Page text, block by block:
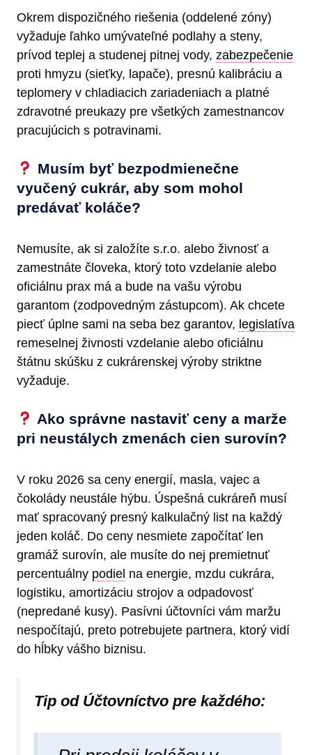
Okrem dispozičného riešenia (oddelené zóny)
vyžaduje ľahko umývateľné podlahy a steny,
prívod teplej a studenej pitnej vody, zabezpečenie
proti hmyzu (sieťky, lapače), presnú kalibráciu a
teplomery v chladiacich zariadeniach a platné
zdravotné preukazy pre všetkých zamestnancov
pracujúcich s potravinami.
Musím byť bezpodmienečne
vyučený cukrár, aby som mohol
predávať koláče?
Nemusíte, ak si založíte s.r.o. alebo živnosť a
zamestnáte človeka, ktorý toto vzdelanie alebo
oficiálnu prax má a bude na vašu výrobu
garantom (zodpovedným zástupcom). Ak chcete
piecť úplne sami na seba bez garantov, legislatíva
remeselnej živnosti vzdelanie alebo oficiálnu
štátnu skúšku z cukrárenskej výroby striktne
vyžaduje.
Ako správne nastaviť ceny a marže
pri neustálych zmenách cien surovín?
V roku 2026 sa ceny energií, masla, vajec a
čokolády neustále hýbu. Úspešná cukráreň musí
mať spracovaný presný kalkulačný list na každý
jeden koláč. Do ceny nesmiete započítať len
gramáž surovín, ale musíte do nej premietnuť
percentuálny podiel na energie, mzdu cukrára,
logistiku, amortizáciu strojov a odpadovosť
(nepredané kusy). Pasívni účtovníci vám maržu
nespočítajú, preto potrebujete partnera, ktorý vidí
do hĺbky vášho biznisu.
Tip od Účtovníctvo pre každého: